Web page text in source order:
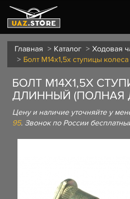
Главная Каталог Ходовая
Болт М14х1,5х ступицы
БОЛТ М14Х1,5Х
ДЛИННЫЙ (ПОЛНАЯ
Цену и наличие уточняйте у
95. Звонок по России